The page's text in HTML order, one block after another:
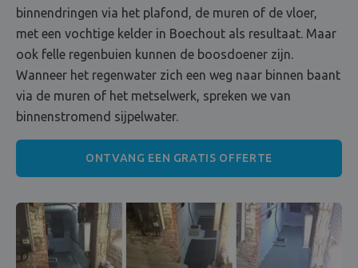
binnendringen via het plafond, de muren of de vloer,
met een vochtige kelder in Boechout als resultaat. Maar
ook felle regenbuien kunnen de boosdoener zijn.
Wanneer het regenwater zich een weg naar binnen baant
via de muren of het metselwerk, spreken we van
binnenstromend sijpelwater.
ONTVANG EEN GRATIS OFFERTE